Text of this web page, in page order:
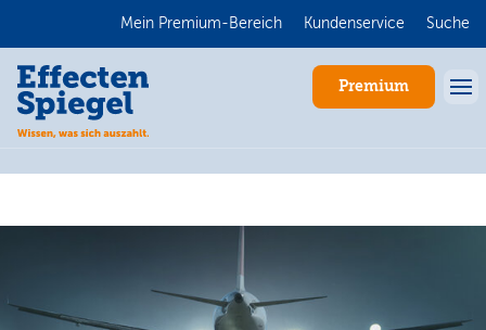
Mein Premium-Bereich Kundenservice Suche
Premium